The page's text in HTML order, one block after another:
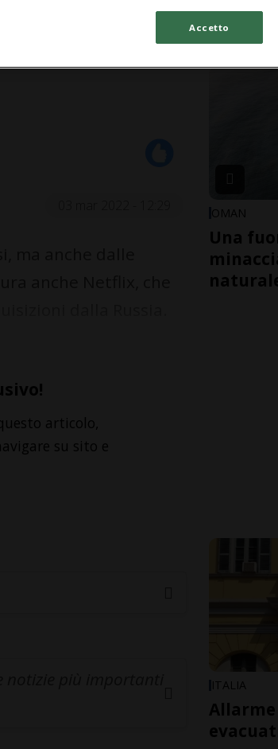
articolo,
su sito e
«Non
gli Usa,
OMAN
Una
ITALIA
Accetto